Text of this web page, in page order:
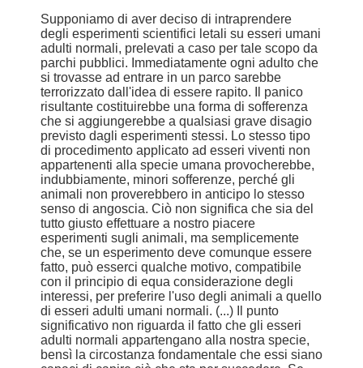
Supponiamo di aver deciso di intraprendere
degli esperimenti scientifici letali su esseri umani
adulti normali, prelevati a caso per tale scopo da
parchi pubblici. Immediatamente ogni adulto che
si trovasse ad entrare in un parco sarebbe
terrorizzato dall'idea di essere rapito. Il panico
risultante costituirebbe una forma di sofferenza
che si aggiungerebbe a qualsiasi grave disagio
previsto dagli esperimenti stessi. Lo stesso tipo
di procedimento applicato ad esseri viventi non
appartenenti alla specie umana provocherebbe,
indubbiamente, minori sofferenze, perché gli
animali non proverebbero in anticipo lo stesso
senso di angoscia. Ciò non significa che sia del
tutto giusto effettuare a nostro piacere
esperimenti sugli animali, ma semplicemente
che, se un esperimento deve comunque essere
fatto, può esserci qualche motivo, compatibile
con il principio di equa considerazione degli
interessi, per preferire l'uso degli animali a quello
di esseri adulti umani normali. (...) Il punto
significativo non riguarda il fatto che gli esseri
adulti normali appartengano alla nostra specie,
bensì la circostanza fondamentale che essi siano